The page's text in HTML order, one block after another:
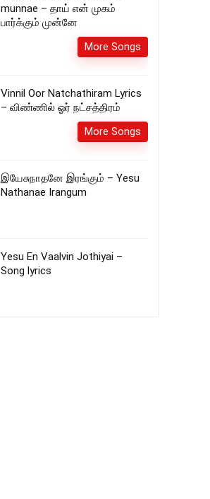
munnae – தாய் என் முகம்
பார்க்கும் முன்னே
More Songs
Vinnil Oor Natchathiram Lyrics
– விண்ணில் ஓர் நட்சத்திரம்
More Songs
இயேசுநாதனே இரங்கும் – Yesu
Nathanae Irangum
Yesu En Vaalvin Jothiyai –
Song lyrics